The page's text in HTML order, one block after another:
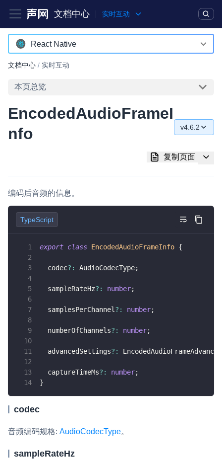
文档中心 实时互动
产品 解决方案
突破传统文字交互模式，与 AI 进行高拟真、自然流畅的实时语
集成实时通信技术，实现更强的实时音视频互动功能、更大的可
实时消息
解决方案
一整套高可靠、低时延、高并发、安全、全球化的即时聊天云服
对接国内外多家 CDN 供应商，提供一个整体播放体验最佳的
媒体流加速
物的实时互动连接
实时互动扩展能力
快速实现实时的语音转写功能
互动白板
React Native
Android
iOS
Electron
Flutter
React Native
Unreal (C++)
Unreal (Blueprint)
React
文档中心 / 实时互动
本页总览
EncodedAudioFrameI
nfo
v4.6.2
v4.4.0
v4.3.2
v6.3.0
复制页面
编码后音频的信息。
TypeScript
export class EncodedAudioFrameInfo {
  codec
? : AudioCodecType;
  sampleRateHz
? : number;
  samplesPerChannel
? : number;
  numberOfChannels
? : number;
  advancedSettings
? :
  captureTimeMs
? : number;
}
codec
音频编码规格: AudioCodecType。
sampleRateHz